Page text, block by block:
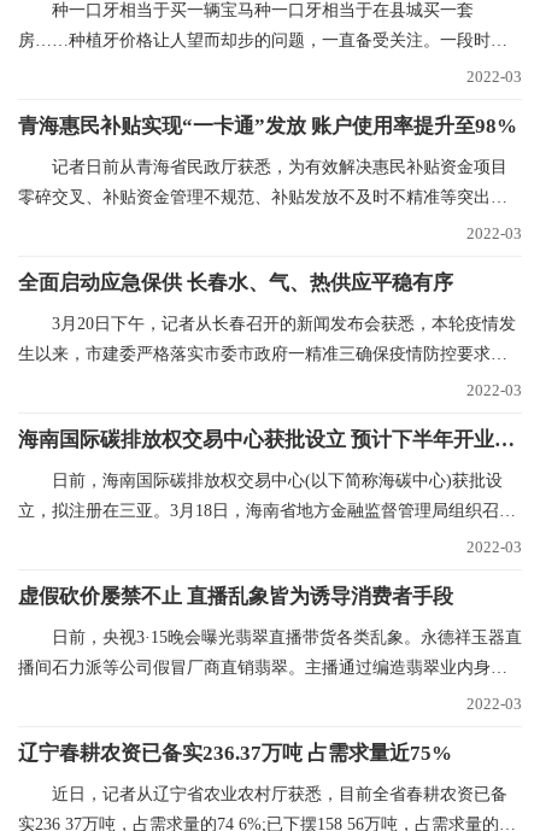
种一口牙相当于买一辆宝马种一口牙相当于在县城买一套
房……种植牙价格让人望而却步的问题，一直备受关注。一段时间
2022-03
青海惠民补贴实现“一卡通”发放 账户使用率提升至98%
记者日前从青海省民政厅获悉，为有效解决惠民补贴资金项目
零碎交叉、补贴资金管理不规范、补贴发放不及时不精准等突出问
2022-03
全面启动应急保供 长春水、气、热供应平稳有序
3月20日下午，记者从长春召开的新闻发布会获悉，本轮疫情发
生以来，市建委严格落实市委市政府一精准三确保疫情防控要求，
2022-03
海南国际碳排放权交易中心获批设立 预计下半年开业运营
日前，海南国际碳排放权交易中心(以下简称海碳中心)获批设
立，拟注册在三亚。3月18日，海南省地方金融监督管理局组织召开
2022-03
虚假砍价屡禁不止 直播乱象皆为诱导消费者手段
日前，央视3·15晚会曝光翡翠直播带货各类乱象。永德祥玉器直
播间石力派等公司假冒厂商直销翡翠。主播通过编造翡翠业内身
2022-03
辽宁春耕农资已备实236.37万吨 占需求量近75%
近日，记者从辽宁省农业农村厅获悉，目前全省春耕农资已备
实236 37万吨，占需求量的74 6%;已下摆158 56万吨，占需求量的